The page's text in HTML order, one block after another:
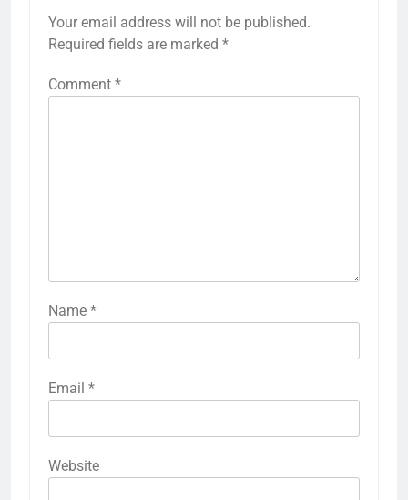
Your email address will not be published.
Required fields are marked *
Comment *
Name *
Email *
Website